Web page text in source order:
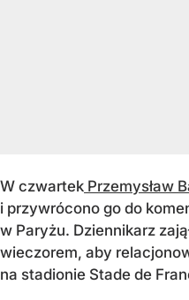
W czwartek Przemysław
i przywrócono go do
w Paryżu. Dziennikarz
wieczorem, aby
na stadionie Stade de